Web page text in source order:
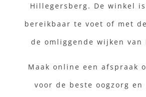
Hillegersberg. De winkel
bereikbaar te voet of met
de omliggende wijken van
Maak online een afspraak
voor de beste oogzorg en